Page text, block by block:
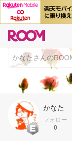
かなた
フォロー
0